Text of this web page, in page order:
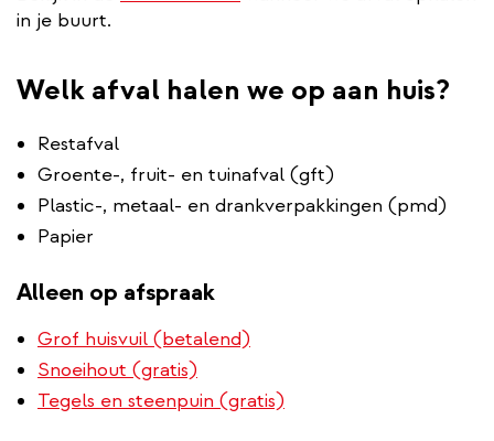
in je buurt.
Welk afval halen we op aan huis?
Restafval
Groente-, fruit- en tuinafval (gft)
Plastic-, metaal- en drankverpakkingen (pmd)
Papier
Alleen op afspraak
Grof huisvuil (betalend)
Snoeihout (gratis)
Tegels en steenpuin (gratis)